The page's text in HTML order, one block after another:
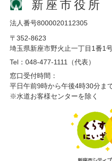
新座市役所
法人番号8000020112305
〒352-8623
埼玉県新座市野火止一丁目1番1
Tel：048-477-1111（代表）
窓口受付時間：
平日午前9時から午後4時30分ま
※水道お客様センターを除く